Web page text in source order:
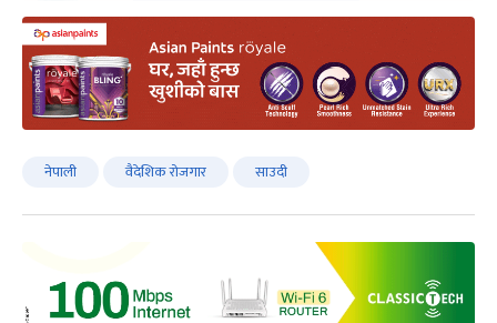
नेपाली वैदेशिक रोजगार साउदी